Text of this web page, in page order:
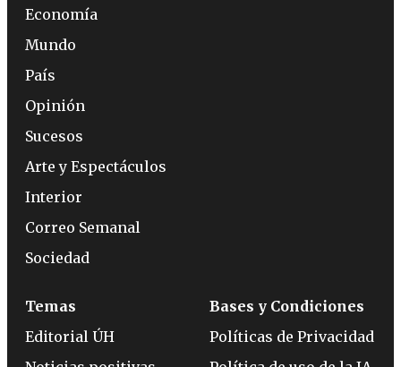
Economía
Mundo
País
Opinión
Sucesos
Arte y Espectáculos
Interior
Correo Semanal
Sociedad
Temas
Editorial ÚH
Bases y Condiciones
Políticas de Privacidad